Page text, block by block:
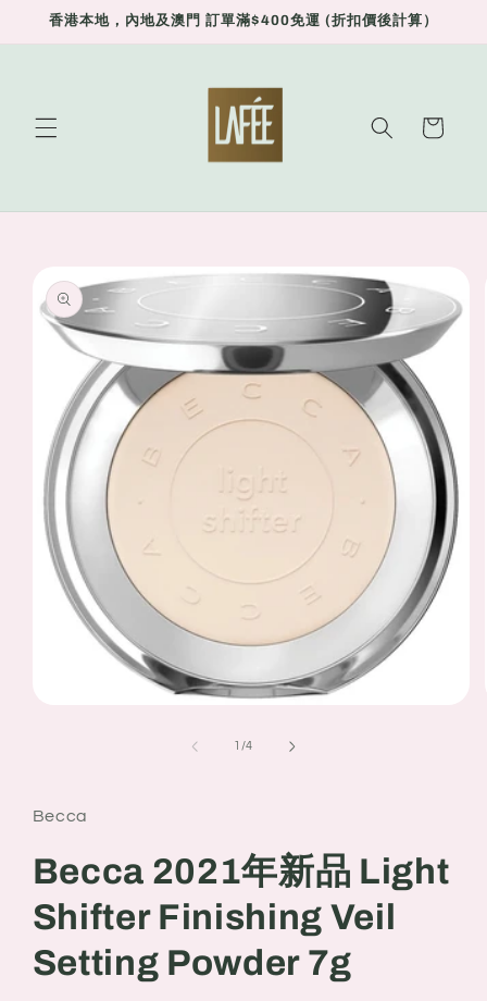
Skip to
香港本地，內地及澳門 訂單滿$400免運 (折扣價後計算）
Cart
product
information
1 /of
4
Becca
Becca 2021年新品 Light
Shifter Finishing Veil
Setting Powder 7g